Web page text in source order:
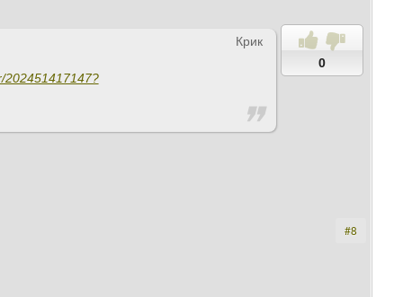
0
Крик
202451417147?
#8